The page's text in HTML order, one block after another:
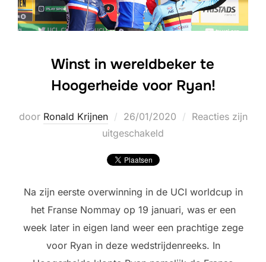
Winst in wereldbeker te
Hoogerheide voor Ryan!
door Ronald Krijnen
Geplaatst
op
26/01/2020
Reacties zijn
uitgeschakeld
Na zijn eerste overwinning in de UCI worldcup in
het Franse Nommay op 19 januari, was er een
week later in eigen land weer een prachtige zege
voor Ryan in deze wedstrijdenreeks. In